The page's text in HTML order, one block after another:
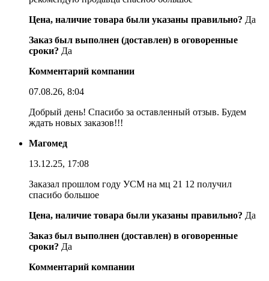
Цена, наличие товара были указаны правильно? Да
Заказ был выполнен (доставлен) в оговоренные
сроки? Да
Комментарий компании
07.08.26, 8:04
Добрый день! Спасибо за оставленный отзыв. Будем
ждать новых заказов!!!
Магомед
13.12.25, 17:08
Заказал прошлом году УСМ на мц 21 12 получил
спасибо большое
Цена, наличие товара были указаны правильно? Да
Заказ был выполнен (доставлен) в оговоренные
сроки? Да
Комментарий компании